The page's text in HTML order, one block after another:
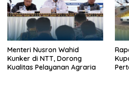
Menteri Nusron Wahid
Kunker di NTT, Dorong
Kualitas Pelayanan Agraria